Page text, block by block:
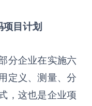
目计划
分企业在实施六
定义、测量、分
，这也是企业项